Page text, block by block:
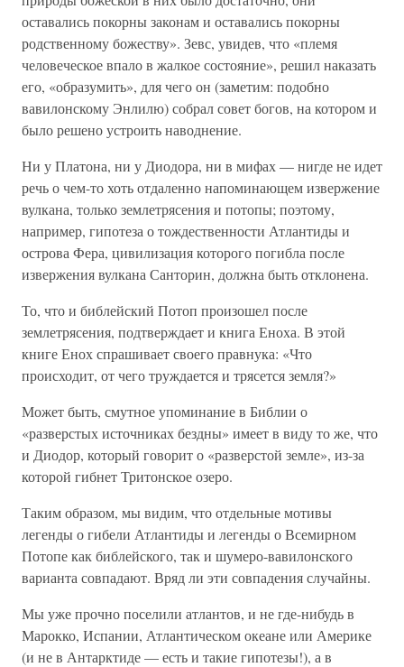
оставались покорны законам и оставались покорны
родственному божеству». Зевс, увидев, что «племя
человеческое впало в жалкое состояние», решил наказать
его, «образумить», для чего он (заметим: подобно
вавилонскому Энлилю) собрал совет богов, на котором и
было решено устроить наводнение.
Ни у Платона, ни у Диодора, ни в мифах — нигде не идет
речь о чем-то хоть отдаленно напоминающем извержение
вулкана, только землетрясения и потопы; поэтому,
например, гипотеза о тождественности Атлантиды и
острова Фера, цивилизация которого погибла после
извержения вулкана Санторин, должна быть отклонена.
То, что и библейский Потоп произошел после
землетрясения, подтверждает и книга Еноха. В этой
книге Енох спрашивает своего правнука: «Что
происходит, от чего труждается и трясется земля?»
Может быть, смутное упоминание в Библии о
«разверстых источниках бездны» имеет в виду то же, что
и Диодор, который говорит о «разверстой земле», из-за
которой гибнет Тритонское озеро.
Таким образом, мы видим, что отдельные мотивы
легенды о гибели Атлантиды и легенды о Всемирном
Потопе как библейского, так и шумеро-вавилонского
варианта совпадают. Вряд ли эти совпадения случайны.
Мы уже прочно поселили атлантов, и не где-нибудь в
Марокко, Испании, Атлантическом океане или Америке
(и не в Антарктиде — есть и такие гипотезы!), а в